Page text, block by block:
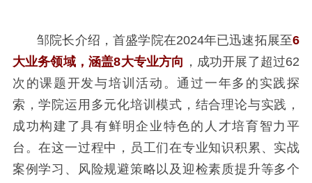
邹院长介绍，首盛学院在2024年已迅速拓展至6
大业务领域，涵盖8大专业方向 ，成功开展了超过62
次的课题开发与培训活动。通过一年多的实践探
索，学院运用多元化培训模式，结合理论与实践，
成功构建了具有鲜明企业特色的人才培育智力平
台。在这一过程中，员工们在专业知识积累、实战
案例学习、风险规避策略以及迎检素质提升等多个